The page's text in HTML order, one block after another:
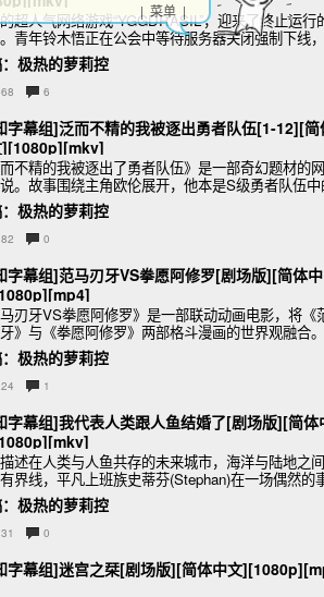
超人气网络游戏“YGGDRASIL”，迎来了终止运行
青年铃木悟正在公会中等待服务器关闭强制下线，
营运时间结束，玩家角色却无法登出游戏。铃木悟
外表的最强魔法师形态，凭借游戏角色
极热的萝莉控
6
字幕组]泛而不精的我被逐出勇者队伍[1-12][简
][1080p][mkv]
而不精的我被逐出了勇者队伍》是一部奇幻题材的网
。故事围绕主角欧伦展开，他本是S级勇者队伍
既会剑术又会魔法，但因各项能力平均被同伴嘲笑
而不精”而被驱逐出队伍。失落的欧伦下定决心
极热的萝莉控
0
字幕组]范马刃牙VS拳愿阿修罗[剧场版][简体中
马刃牙VS拳愿阿修罗》是一部联动动画电影，将《
》与《拳愿阿修罗》两部格斗漫画的世界观融合。
绕两大系列主角范马刃牙与十鬼蛇王马的跨界对战
背景设定在寻找“世界最强男人”的新竞赛中&
极热的萝莉控
1
字幕组]我代表人类跟人鱼结婚了[剧场版][简体
述在人类与人鱼共存的未来城市，海洋与陆地之间
界线，平凡上班族史蒂芬(Stephan)在一场偶然的
竟被来自海洋王国的人鱼公主恰欧(Chao)当众求
段突如其来的命运羁绊，不只让史
极热的萝莉控
0
字幕组]迷宫之栞[剧场版][简体中文
| 菜单 |